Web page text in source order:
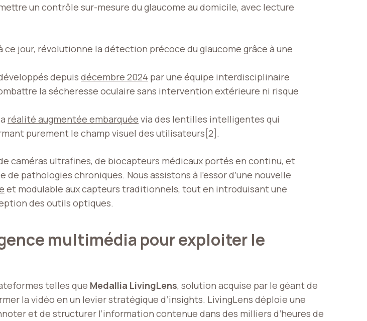
un contrôle sur-mesure du glaucome au domicile, avec lecture
jour, révolutionne la détection précoce du glaucome grâce à une
depuis décembre 2024 par une équipe interdisciplinaire
la sécheresse oculaire sans intervention extérieure ni risque
réalité augmentée embarquée via des lentilles intelligentes qui
purement le champ visuel des utilisateurs[2].
caméras ultrafines, de biocapteurs médicaux portés en continu, et
pathologies chroniques. Nous assistons à l’essor d’une nouvelle
et modulable aux capteurs traditionnels, tout en introduisant une
des outils optiques.
multimédia pour exploiter le
telles que Medallia LivingLens, solution acquise par le géant de
la vidéo en un levier stratégique d’insights. LivingLens déploie une
et de structurer l’information contenue dans des milliers d’heures de